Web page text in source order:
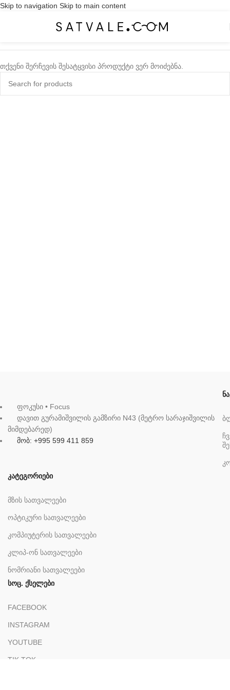
Skip to navigation Skip to main content
თქვენი შერჩევის შესატყვისი პროდუქტი ვერ მოიძებნა.
ფოკუსი • Focus
დავით გურამიშვილის გამზირი N43 (მეტრო სარაჯიშვილის
მიმდებარედ)
მობ: +995 599 411 859
კატეგორიები
მზის სათვალეები
ოპტიკური სათვალეები
კომპიუტერის სათვალეები
კლიპ-ონ სათვალეები
ნომრიანი სათვალეები
სოც. ქსელები
FACEBOOK
INSTAGRAM
YOUTUBE
TIK TOK